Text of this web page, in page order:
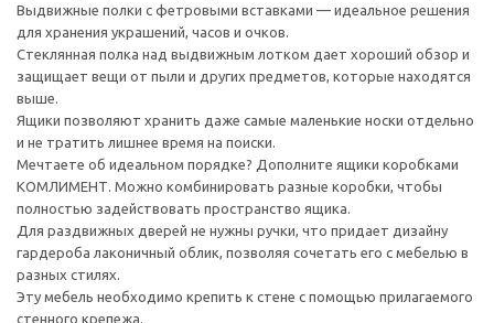
Выдвижные полки с фетровыми вставками — идеальное решения
для хранения украшений, часов и очков.
Стеклянная полка над выдвижным лотком дает хороший обзор и
защищает вещи от пыли и других предметов, которые находятся
выше.
Ящики позволяют хранить даже самые маленькие носки отдельно
и не тратить лишнее время на поиски.
Мечтаете об идеальном порядке? Дополните ящики коробками
КОМЛИМЕНТ. Можно комбинировать разные коробки, чтобы
полностью задействовать пространство ящика.
Для раздвижных дверей не нужны ручки, что придает дизайну
гардероба лаконичный облик, позволяя сочетать его с мебелью в
разных стилях.
Эту мебель необходимо крепить к стене с помощью прилагаемого
стенного крепежа.